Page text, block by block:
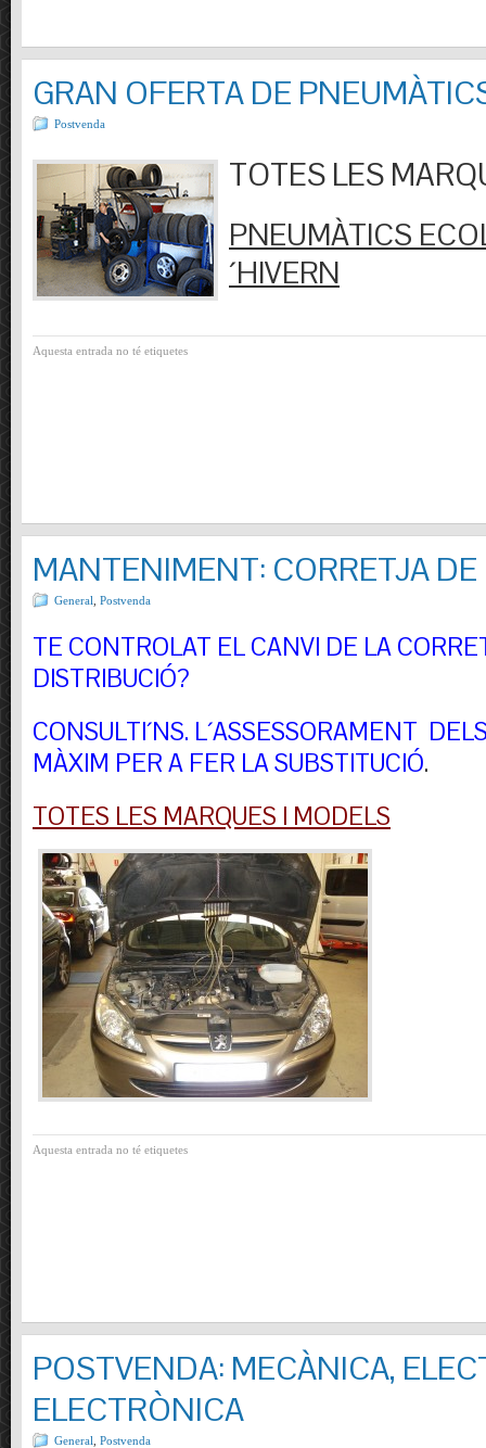
GRAN OFERTA DE
Postvenda
TOTES LES
PNEUMÀTICS
´HIVERN
Aquesta entrada no té etiquetes
MANTENIMENT: CORRETJA
General Postvenda
TE CONTROLAT EL CANVI DE LA
DISTRIBUCIÓ?
CONSULTI´NS. L´ASSESSORAMENT
MÀXIM PER A FER LA SUBSTITUCIÓ.
TOTES LES MARQUES I MODELS
Aquesta entrada no té etiquetes
POSTVENDA: MECÀNICA,
ELECTRÒNICA
General Postvenda